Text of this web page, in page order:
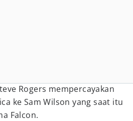
Rogers mempercayakan
ke Sam Wilson yang saat itu
Falcon.